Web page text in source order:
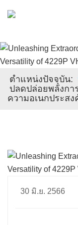
ตําแหน่งปัจจุบัน:
ปลดปล่อยพลังกา
ความอเนกประสง
30 มิ.ย. 2566